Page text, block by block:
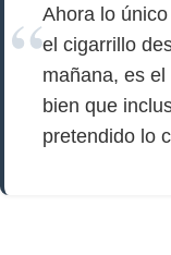
Ahora lo
el cigarrillo
mañana, es
bien que
pretendido lo